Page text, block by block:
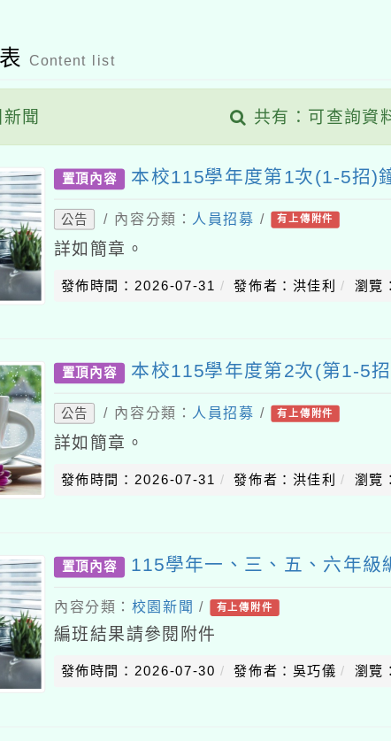
Content list
聞 共有：可查詢資
置頂內容 本校115學年度第1次(1-5招)
公告 / 內容分類： 人員招募 / 有上傳附件
詳如簡章。
發佈時間：2026-07-31 發佈者：洪佳利 瀏覽
置頂內容 本校115學年度第2次(第1-5
公告 / 內容分類： 人員招募 / 有上傳附件
詳如簡章。
發佈時間：2026-07-31 發佈者：洪佳利 瀏覽
置頂內容 115學年一、三、五、六年級
內容分類： 校園新聞 / 有上傳附件
編班結果請參閱附件
發佈時間：2026-07-30 發佈者：吳巧儀 瀏覽